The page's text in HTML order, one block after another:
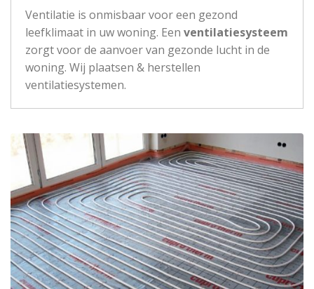
Ventilatie is onmisbaar voor een gezond
leefklimaat in uw woning. Een ventilatiesysteem
zorgt voor de aanvoer van gezonde lucht in de
woning. Wij plaatsen & herstellen
ventilatiesystemen.